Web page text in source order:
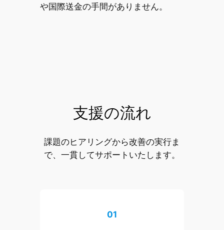
や国際送金の手間がありません。
支援の流れ
課題のヒアリングから改善の実行ま
で、一貫してサポートいたします。
01